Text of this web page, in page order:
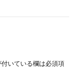
付いている欄は必須項